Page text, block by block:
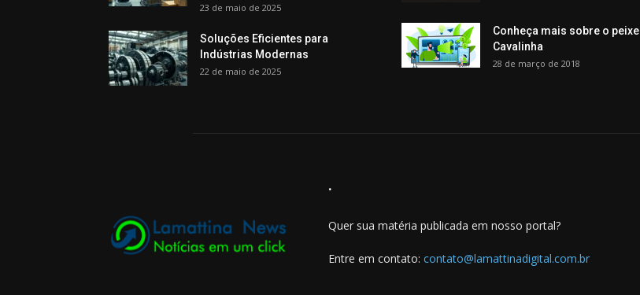
23 de maio de 2025
Soluções Eficientes para
Indústrias Modernas
22 de maio de 2025
Conheça mais sobre o peixe
Cavalinha
28 de março de 2018
.
Quer sua matéria publicada em nosso portal?
Entre em contato: contato@lamattinadigital.com.br